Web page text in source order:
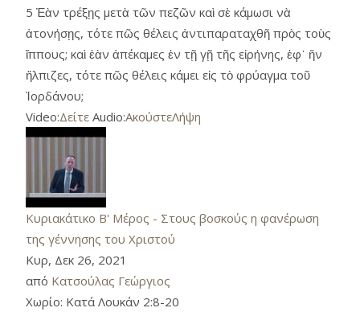
5 Ἐὰν τρέξῃς μετὰ τῶν πεζῶν καὶ σὲ κάμωσι νὰ
ἀτονήσῃς, τότε πῶς θέλεις ἀντιπαραταχθῆ πρὸς τοὺς
ἵππους; καὶ ἐὰν ἀπέκαμες ἐν τῇ γῇ τῆς εἰρήνης, ἐφ᾿ ἥν
ἤλπιζες, τότε πῶς θέλεις κάμει εἰς τὸ φρύαγμα τοῦ
Ἰορδάνου;
Video:Δείτε Audio:ΑκούστεΛήψη
Κυριακάτικο Β' Μέρος - Στους βοσκούς η φανέρωση
της γέννησης του Χριστού
Κυρ, Δεκ 26, 2021
από Κατσούλας Γεώργιος
Χωρίο: Κατά Λουκάν 2:8-20